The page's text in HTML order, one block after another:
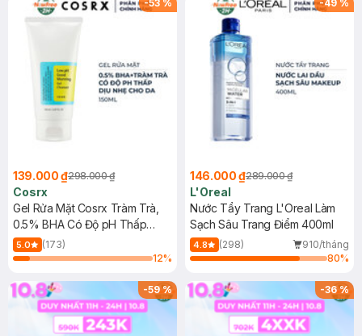
-53 %
139.000 ₫298.000 ₫
Cosrx
Gel Rửa Mặt Cosrx Tràm Trà,
0.5% BHA Có Độ pH Thấp
150ml
5.0
(173)
12%
-49 %
146.000 ₫289.000 ₫
L'Oreal
Nước Tẩy Trang L'Oreal Làm
Sạch Sâu Trang Điểm 400ml
4.8 (298)
910/tháng
80%
-59% -36%